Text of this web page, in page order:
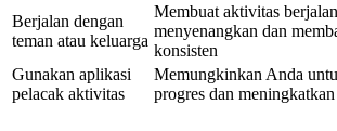
Berjalan dengan
teman atau keluarga
Membuat aktivitas
menyenangkan dan
konsisten
Gunakan aplikasi
pelacak aktivitas
Memungkinkan Anda
progres dan